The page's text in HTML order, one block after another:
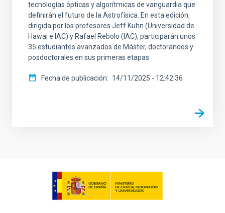
tecnologías ópticas y algorítmicas de vanguardia que
definirán el futuro de la Astrofísica. En esta edición,
dirigida por los profesores Jeff Kuhn (Universidad de
Hawai e IAC) y Rafael Rebolo (IAC), participarán unos
35 estudiantes avanzados de Máster, doctorandos y
posdoctorales en sus primeras etapas
Fecha de publicación 14/11/2025 - 12:42:36